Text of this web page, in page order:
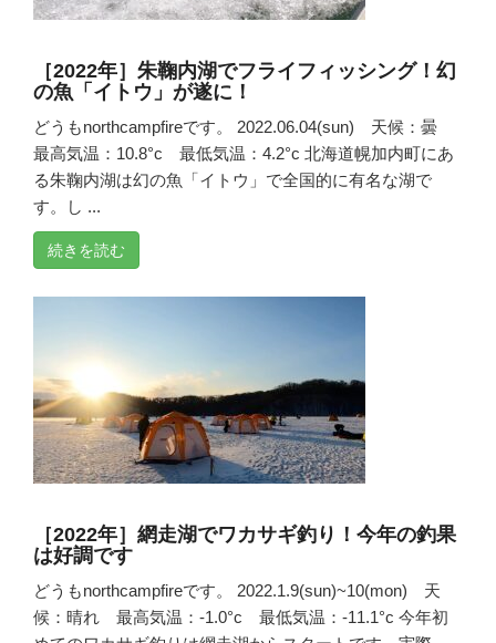
［2022年］朱鞠内湖でフライフィッシング！幻
の魚「イトウ」が遂に！
どうもnorthcampfireです。 2022.06.04(sun) 天候：曇
最高気温：10.8°c 最低気温：4.2°c 北海道幌加内町にあ
る朱鞠内湖は幻の魚「イトウ」で全国的に有名な湖で
す。し ...
続きを読む
［2022年］網走湖でワカサギ釣り！今年の釣果
は好調です
どうもnorthcampfireです。 2022.1.9(sun)~10(mon) 天
候：晴れ 最高気温：-1.0°c 最低気温：-11.1°c 今年初